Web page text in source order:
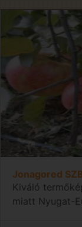
Jonagored
Kiváló
miatt Nyugat-